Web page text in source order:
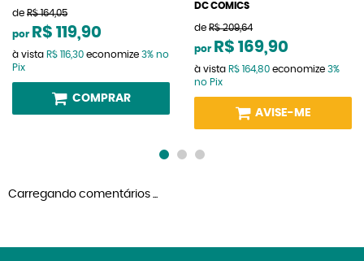
de R$ 164,05
por R$ 119,90
à vista R$ 116,30 economize 3% no
Pix
COMPRAR
DC COMICS
de R$ 209,64
por R$ 169,90
à vista R$ 164,80 economize 3%
no Pix
AVISE-ME
Carregando comentários ...